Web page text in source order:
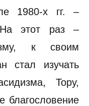
1980-х гг. –
На этот раз –
к своим
стал изучать
Тору,
благословение